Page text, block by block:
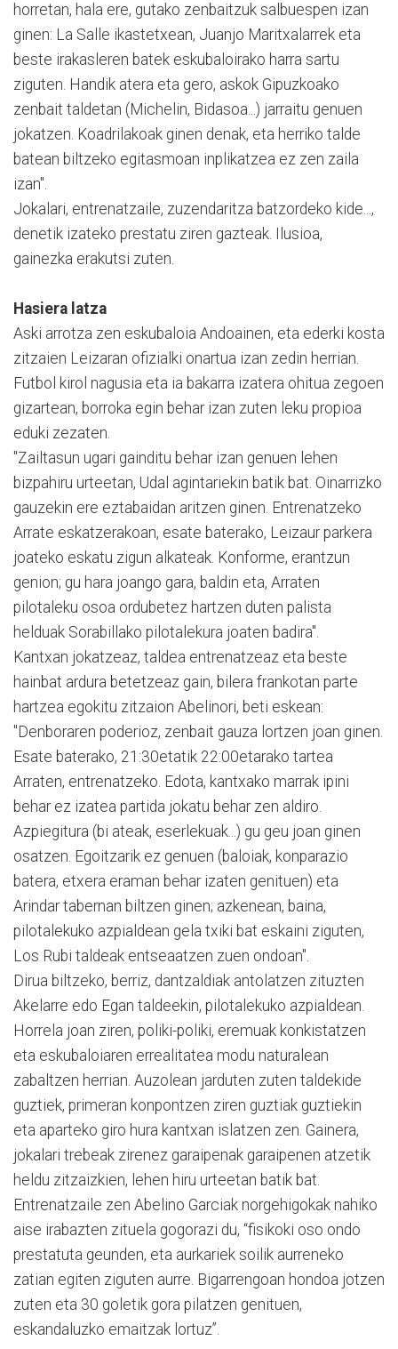
horretan, hala ere, gutako zenbaitzuk salbuespen izan
ginen: La Salle ikastetxean, Juanjo Maritxalarrek eta
beste irakasleren batek eskubaloirako harra sartu
ziguten. Handik atera eta gero, askok Gipuzkoako
zenbait taldetan (Michelin, Bidasoa...) jarraitu genuen
jokatzen. Koadrilakoak ginen denak, eta herriko talde
batean biltzeko egitasmoan inplikatzea ez zen zaila
izan".
Jokalari, entrenatzaile, zuzendaritza batzordeko kide...,
denetik izateko prestatu ziren gazteak. Ilusioa,
gainezka erakutsi zuten.
Hasiera latza
Aski arrotza zen eskubaloia Andoainen, eta ederki kosta
zitzaien Leizaran ofizialki onartua izan zedin herrian.
Futbol kirol nagusia eta ia bakarra izatera ohitua zegoen
gizartean, borroka egin behar izan zuten leku propioa
eduki zezaten.
"Zailtasun ugari gainditu behar izan genuen lehen
bizpahiru urteetan, Udal agintariekin batik bat. Oinarrizko
gauzekin ere eztabaidan aritzen ginen. Entrenatzeko
Arrate eskatzerakoan, esate baterako, Leizaur parkera
joateko eskatu zigun alkateak. Konforme, erantzun
genion; gu hara joango gara, baldin eta, Arraten
pilotaleku osoa ordubetez hartzen duten palista
helduak Sorabillako pilotalekura joaten badira".
Kantxan jokatzeaz, taldea entrenatzeaz eta beste
hainbat ardura betetzeaz gain, bilera frankotan parte
hartzea egokitu zitzaion Abelinori, beti eskean:
"Denboraren poderioz, zenbait gauza lortzen joan ginen.
Esate baterako, 21:30etatik 22:00etarako tartea
Arraten, entrenatzeko. Edota, kantxako marrak ipini
behar ez izatea partida jokatu behar zen aldiro.
Azpiegitura (bi ateak, eserlekuak...) gu geu joan ginen
osatzen. Egoitzarik ez genuen (baloiak, konparazio
batera, etxera eraman behar izaten genituen) eta
Arindar tabernan biltzen ginen; azkenean, baina,
pilotalekuko azpialdean gela txiki bat eskaini ziguten,
Los Rubi taldeak entseaatzen zuen ondoan".
Dirua biltzeko, berriz, dantzaldiak antolatzen zituzten
Akelarre edo Egan taldeekin, pilotalekuko azpialdean.
Horrela joan ziren, poliki-poliki, eremuak konkistatzen
eta eskubaloiaren errealitatea modu naturalean
zabaltzen herrian. Auzolean jarduten zuten taldekide
guztiek, primeran konpontzen ziren guztiak guztiekin
eta aparteko giro hura kantxan islatzen zen. Gainera,
jokalari trebeak zirenez garaipenak garaipenen atzetik
heldu zitzaizkien, lehen hiru urteetan batik bat.
Entrenatzaile zen Abelino Garciak norgehigokak nahiko
aise irabazten zituela gogorazi du, “fisikoki oso ondo
prestatuta geunden, eta aurkariek soilik aurreneko
zatian egiten ziguten aurre. Bigarrengoan hondoa jotzen
zuten eta 30 goletik gora pilatzen genituen,
eskandaluzko emaitzak lortuz”.